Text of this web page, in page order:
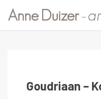
Goudriaan –